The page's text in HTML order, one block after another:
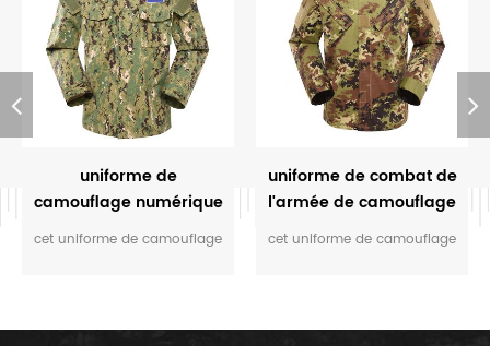
uniforme de
camouflage numérique
militaire
cet uniforme de camouflage
uniforme de combat de
l'armée de camouflage
végétarien italien
cet uniforme de camouflage